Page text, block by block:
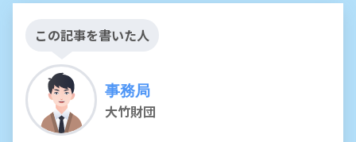
この記事を書いた人
事務局
大竹財団